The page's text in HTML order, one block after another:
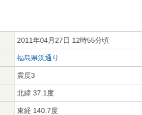
2011年04月27日 12時55分頃
福島県浜通り
震度3
北緯 37.1度
東経 140.7度